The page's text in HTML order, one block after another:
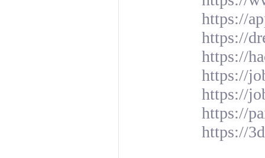
https://
https://
https://
https://
https://
https://
https://